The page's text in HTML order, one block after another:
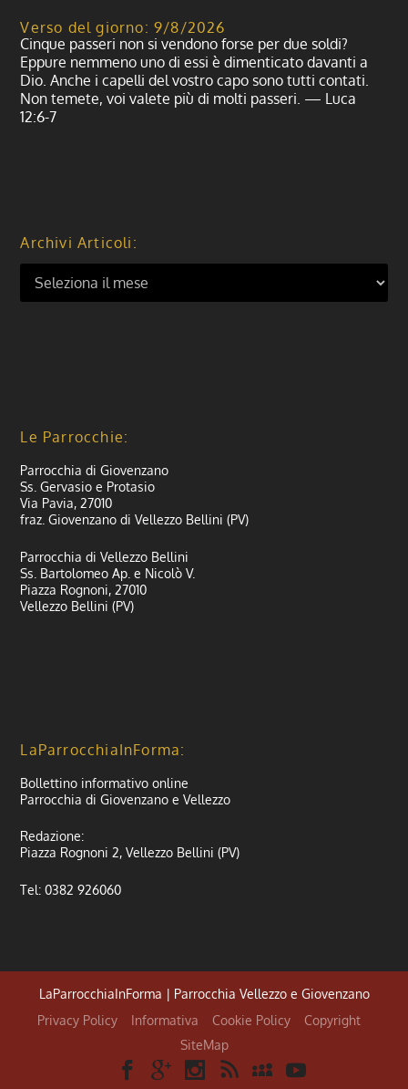
Verso del giorno: 9/8/2026
Cinque passeri non si vendono forse per due soldi?
Eppure nemmeno uno di essi è dimenticato davanti a
Dio. Anche i capelli del vostro capo sono tutti contati.
Non temete, voi valete più di molti passeri. — Luca
12:6-7
Archivi Articoli:
Le Parrocchie:
Parrocchia di Giovenzano
Ss. Gervasio e Protasio
Via Pavia, 27010
fraz. Giovenzano di Vellezzo Bellini (PV)
Parrocchia di Vellezzo Bellini
Ss. Bartolomeo Ap. e Nicolò V.
Piazza Rognoni, 27010
Vellezzo Bellini (PV)
LaParrocchiaInForma:
Bollettino informativo online
Parrocchia di Giovenzano e Vellezzo
Redazione:
Piazza Rognoni 2, Vellezzo Bellini (PV)
Tel: 0382 926060
LaParrocchiaInForma | Parrocchia Vellezzo e Giovenzano
Privacy Policy
Informativa Cookie Policy
Copyright
SiteMap